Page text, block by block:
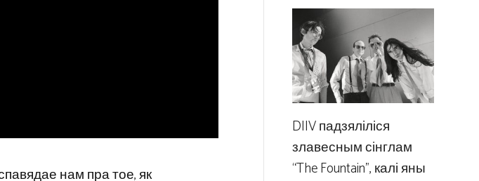
нам пра тое, як
DIIV падзяліліся
злавесным сінглам
“The Fountain”, калі яны